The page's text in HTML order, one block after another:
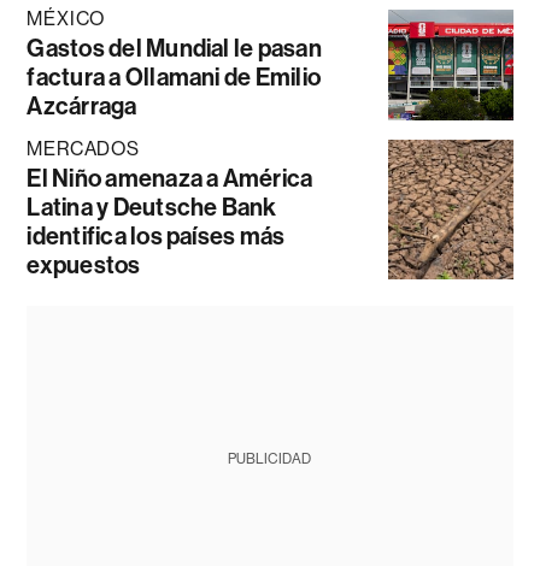
MÉXICO
Gastos del Mundial le pasan
factura a Ollamani de Emilio
Azcárraga
MERCADOS
El Niño amenaza a América
Latina y Deutsche Bank
identifica los países más
expuestos
PUBLICIDAD